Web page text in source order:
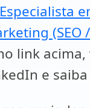
(SEO
link
e